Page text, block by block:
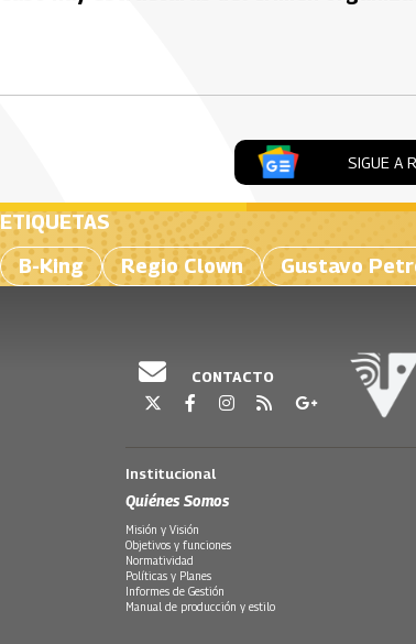
SIGUE A
ETIQUETAS
B-King
Regio Clown Gustavo
CONTACTO
Institucional
Quiénes Somos
Misión y Visión
Objetivos y funciones
Normatividad
Políticas y Planes
Informes de Gestión
Manual de producción y estilo